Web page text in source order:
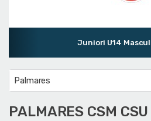
Juniori U14
Palmares
PALMARES CSM